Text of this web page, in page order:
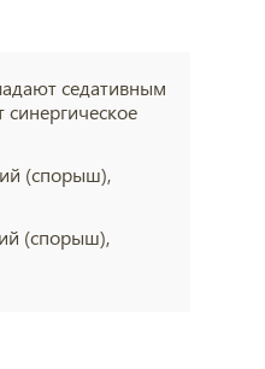
седативным
(спорыш),
(спорыш),